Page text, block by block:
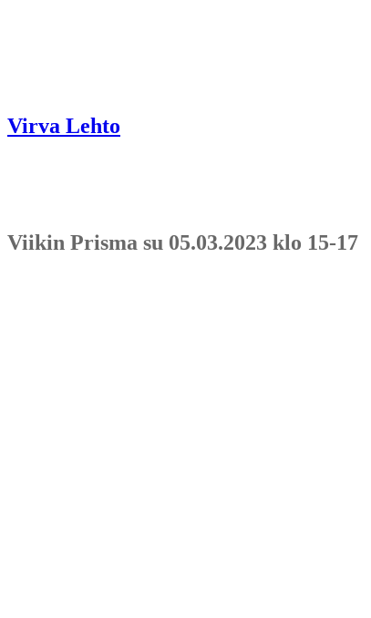
Virva Lehto
Viikin Prisma su 05.03.2023 klo 15-17